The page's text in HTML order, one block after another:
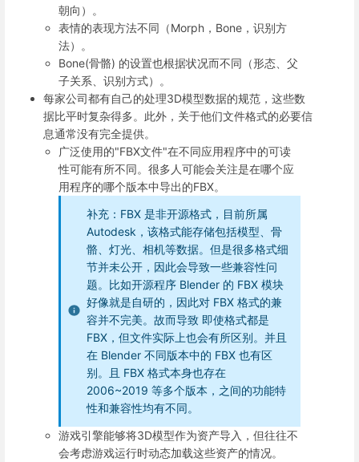
朝向）。
表情的表现方法不同（Morph，Bone，识别方
法）。
Bone(骨骼) 的设置也根据状况而不同（形态、父
子关系、识别方式）。
每家公司都有自己的处理3D模型数据的规范，这些数
据比平时复杂得多。此外，关于他们文件格式的必要信
息通常没有完全提供。
广泛使用的"FBX文件"在不同应用程序中的可读
性可能有所不同。很多人可能会关注是在哪个应
用程序的哪个版本中导出的FBX。
补充：FBX 是非开源格式，目前所属
Autodesk，该格式能存储包括模型、骨
骼、灯光、相机等数据。但是很多格式细
节并未公开，因此会导致一些兼容性问
题。比如开源程序 Blender 的 FBX 模块
好像就是自研的，因此对 FBX 格式的兼
容并不完美。故而导致 即使格式都是
FBX，但文件实际上也会有所区别。并且
在 Blender 不同版本中的 FBX 也有区
别。且 FBX 格式本身也存在
2006~2019 等多个版本，之间的功能特
性和兼容性均有不同。
游戏引擎能够将3D模型作为资产导入，但往往不
会考虑游戏运行时动态加载这些资产的情况。